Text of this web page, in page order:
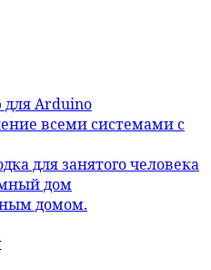
для Arduino
всеми системами с
для занятого человека
дом
домом.